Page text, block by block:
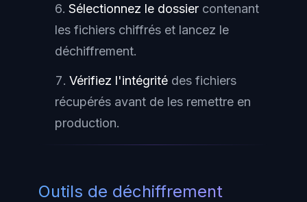
Sélectionnez le dossier contenant
les fichiers chiffrés et lancez le
déchiffrement.
Vérifiez l'intégrité des fichiers
récupérés avant de les remettre en
production.
Outils de déchiffrement